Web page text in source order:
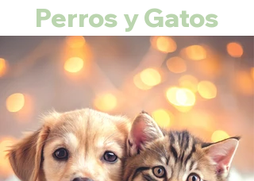
Perros y Gatos